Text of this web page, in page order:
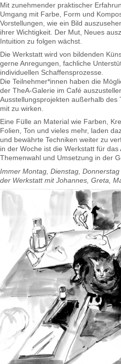
Mit zunehmender praktischer
Umgang mit Farbe, Form und
Vorstellungen, wie ein Bild
ihrer Wichtigkeit. Der Mut, Neues
Intuition zu folgen wächst.
Die Werkstatt wird von bildenden
gerne Anregungen, fachliche
individuellen Schaffensprozesse.
Die Teilnehmer*innen haben die
der TheA-Galerie im Café
Ausstellungsprojekten außerhalb des
mit zu wirken.
Eine Fülle an Material wie Farben,
Folien, Ton und vieles mehr, laden
und bewährte Techniken weiter zu
in der Woche ist die Werkstatt für das
Themenwahl und Umsetzung in der
Immer Montag, Dienstag,
der Werkstatt mit Johannes, Greta,